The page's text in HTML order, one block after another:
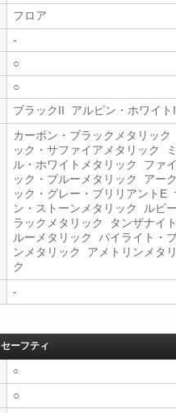
フロア
-
○
○
ブラックII アルピン・ホワイ
カーボン・ブラックメタリッ
ック・サファイアメタリック
ル・ホワイトメタリック ファ
ック・ブルーメタリック アー
ック・グレー・ブリリアントE
ン・ストーンメタリック ルビ
ラックメタリック タンザナイ
ルーメタリック パイライト・
ンメタリック アメトリンメタ
ク
-
セーフティ
○
○